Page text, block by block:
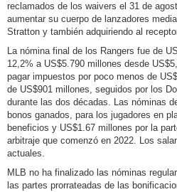
reclamados de los waivers el 31 de
aumentar su cuerpo de lanzadores
Stratton y también adquiriendo al
La nómina final de los Rangers fue de
12,2% a US$5.790 millones desde
pagar impuestos por poco menos de
de US$901 millones, seguidos por los
durante las dos décadas. Las nóminas
bonos ganados, para los jugadores en
beneficios y US$1.67 millones por la
arbitraje que comenzó en 2022. Los
actuales.
MLB no ha finalizado las nóminas
las partes prorrateadas de las